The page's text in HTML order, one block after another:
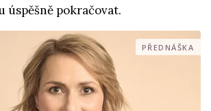
úspěšně pokračovat.
PŘEDNÁŠKA